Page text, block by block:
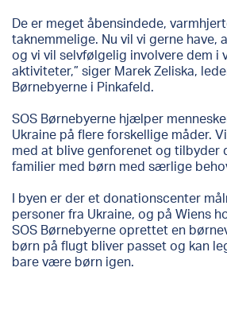
De er meget åbensindede,
taknemmelige. Nu vil vi gerne have,
og vi vil selvfølgelig involvere dem i
aktiviteter,” siger Marek Zeliska,
Børnebyerne i Pinkafeld.
SOS Børnebyerne hjælper
Ukraine på flere forskellige måder.
med at blive genforenet og tilbyder
familier med børn med særlige
I byen er der et donationscenter
personer fra Ukraine, og på Wiens
SOS Børnebyerne oprettet en
børn på flugt bliver passet og kan
bare være børn igen.